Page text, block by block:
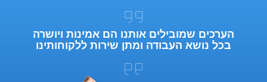
הערכים שמובילים אותנו הם אמינות ויושרה
בכל נושא העבודה ומתן שירות ללקוחותינו